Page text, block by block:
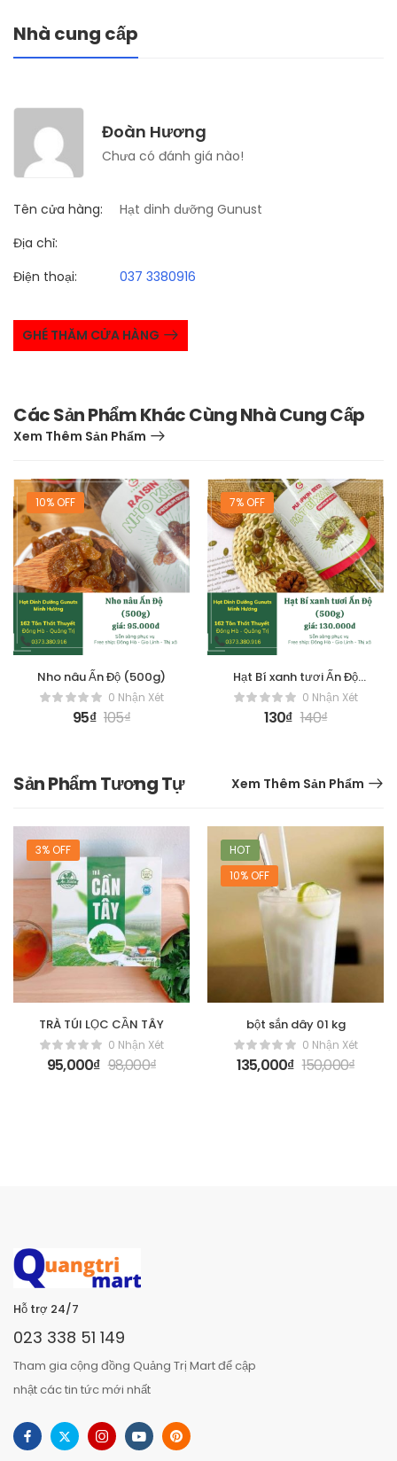
Nhà cung cấp
Đoàn Hương
Chưa có đánh giá nào!
Tên cửa hàng:
Hạt dinh dưỡng Gunust
Địa chỉ:
Điện thoại:
037 3380916
GHÉ THĂM CỬA HÀNG
Các Sản Phẩm Khác Cùng Nhà Cung Cấp
Xem Thêm Sản Phẩm
10% OFF
Nho nâu Ấn Độ (500g)
0 Nhận Xét
95₫ 105₫
7% OFF
Hạt Bí xanh tươi Ấn Độ
(500g)0 Nhận Xét
130₫ 140₫
Sản Phẩm Tương Tự Xem Thêm Sản Phẩm
3% OFF
TRÀ TÚI LỌC CẦN TÂY
0 Nhận Xét
95,000₫ 98,000₫
HOT
10% OFF
bột sắn dây 01 kg
0 Nhận Xét
135,000₫ 150,000₫
Hỗ trợ 24/7
023 338 51 149
Tham gia cộng đồng Quảng Trị Mart để cập
nhật các tin tức mới nhất